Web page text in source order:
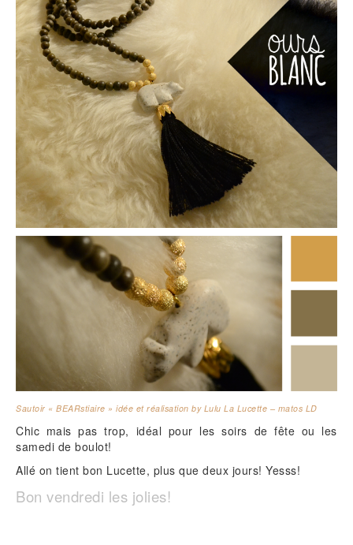
Sautoir « BEARstiaire » idée et réalisation by Lulu La Lucette – matos LD
Chic mais pas trop, idéal pour les soirs de fête ou les
samedi de boulot!
Allé on tient bon Lucette, plus que deux jours! Yesss!
Bon vendredi les jolies!